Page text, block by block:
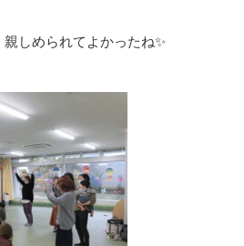
しめられてよかったね✨